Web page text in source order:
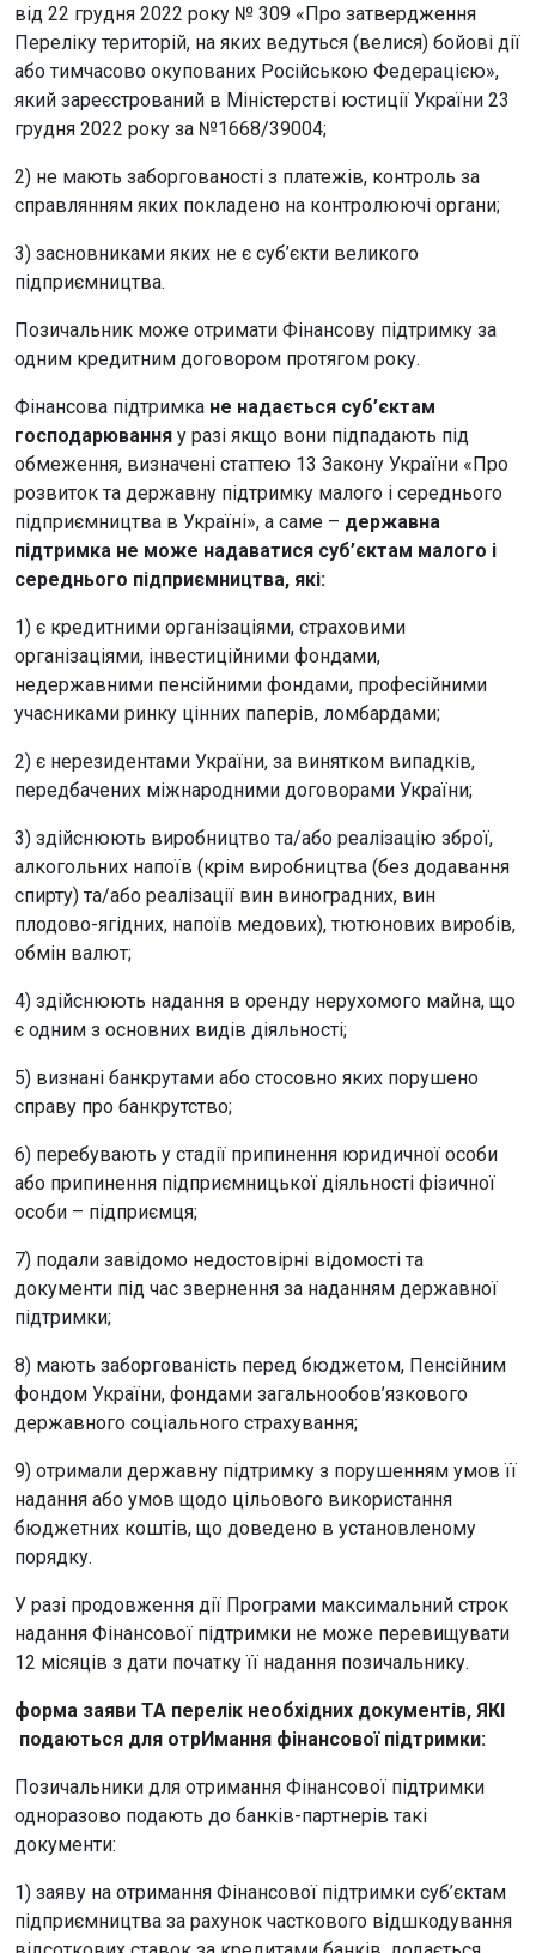
від 22 грудня 2022 року № 309 «Про затвердження
Переліку територій, на яких ведуться (велися) бойові дії
або тимчасово окупованих Російською Федерацією»,
який зареєстрований в Міністерстві юстиції України 23
грудня 2022 року за №1668/39004;
2) не мають заборгованості з платежів, контроль за
справлянням яких покладено на контролюючі органи;
3) засновниками яких не є суб’єкти великого
підприємництва.
Позичальник може отримати Фінансову підтримку за
одним кредитним договором протягом року.
Фінансова підтримка не надається суб’єктам
господарювання у разі якщо вони підпадають під
обмеження, визначені статтею 13 Закону України «Про
розвиток та державну підтримку малого і середнього
підприємництва в Україні», а саме – державна
підтримка не може надаватися суб’єктам малого і
середнього підприємництва, які:
1) є кредитними організаціями, страховими
організаціями, інвестиційними фондами,
недержавними пенсійними фондами, професійними
учасниками ринку цінних паперів, ломбардами;
2) є нерезидентами України, за винятком випадків,
передбачених міжнародними договорами України;
3) здійснюють виробництво та/або реалізацію зброї,
алкогольних напоїв (крім виробництва (без додавання
спирту) та/або реалізації вин виноградних, вин
плодово-ягідних, напоїв медових), тютюнових виробів,
обмін валют;
4) здійснюють надання в оренду нерухомого майна, що
є одним з основних видів діяльності;
5) визнані банкрутами або стосовно яких порушено
справу про банкрутство;
6) перебувають у стадії припинення юридичної особи
або припинення підприємницької діяльності фізичної
особи – підприємця;
7) подали завідомо недостовірні відомості та
документи під час звернення за наданням державної
підтримки;
8) мають заборгованість перед бюджетом, Пенсійним
фондом України, фондами загальнообов’язкового
державного соціального страхування;
9) отримали державну підтримку з порушенням умов її
надання або умов щодо цільового використання
бюджетних коштів, що доведено в установленому
порядку.
У разі продовження дії Програми максимальний строк
надання Фінансової підтримки не може перевищувати
12 місяців з дати початку її надання позичальнику.
форма заяви ТА перелік необхідних документів, ЯКІ
подаються для отрИмання фінансової підтримки:
Позичальники для отримання Фінансової підтримки
одноразово подають до банків-партнерів такі
документи:
1) заяву на отримання Фінансової підтримки суб’єктам
підприємництва за рахунок часткового відшкодування